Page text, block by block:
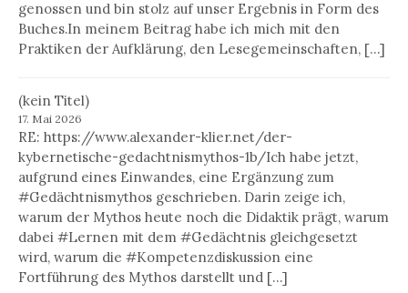
genossen und bin stolz auf unser Ergebnis in Form des
Buches.In meinem Beitrag habe ich mich mit den
Praktiken der Aufklärung, den Lesegemeinschaften, […]
(kein Titel)
17. Mai 2026
RE: https://www.alexander-klier.net/der-
kybernetische-gedachtnismythos-1b/Ich habe jetzt,
aufgrund eines Einwandes, eine Ergänzung zum
#Gedächtnismythos geschrieben. Darin zeige ich,
warum der Mythos heute noch die Didaktik prägt, warum
dabei #Lernen mit dem #Gedächtnis gleichgesetzt
wird, warum die #Kompetenzdiskussion eine
Fortführung des Mythos darstellt und […]